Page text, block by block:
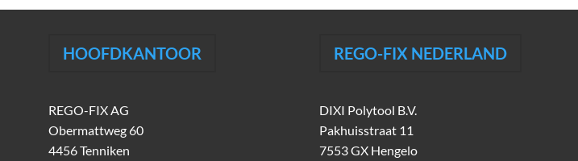
HOOFDKANTOOR
REGO-FIX AG
Obermattweg 60
4456 Tenniken
REGO-FIX NEDERLAND
DIXI Polytool B.V.
Pakhuisstraat 11
7553 GX Hengelo